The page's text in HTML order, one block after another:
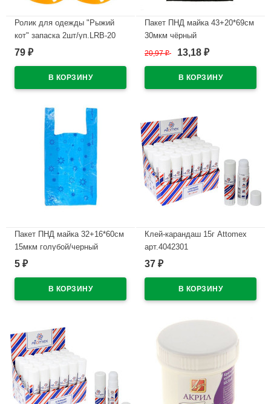
Ролик для одежды "Рыжий
кот" запаска 2шт/уп.LRB-20
В наличии
79 ₽
Пакет ПНД майка 43+20*69см
30мкм чёрный
WWW/World(Ст.50/500)
20,97₽ 13,18 ₽
Пакет ПНД майка 32+16*60см
15мкм голубой/черный
ЗВЁЗДЫ (Ст.50/1000)
5 ₽
Клей-карандаш 15г Attomex
арт.4042301
В наличии
37 ₽